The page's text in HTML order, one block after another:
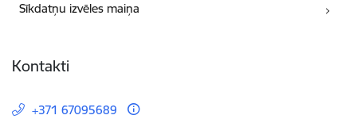
Sīkdatņu izvēles maiņa
Kontakti
+371 67095689